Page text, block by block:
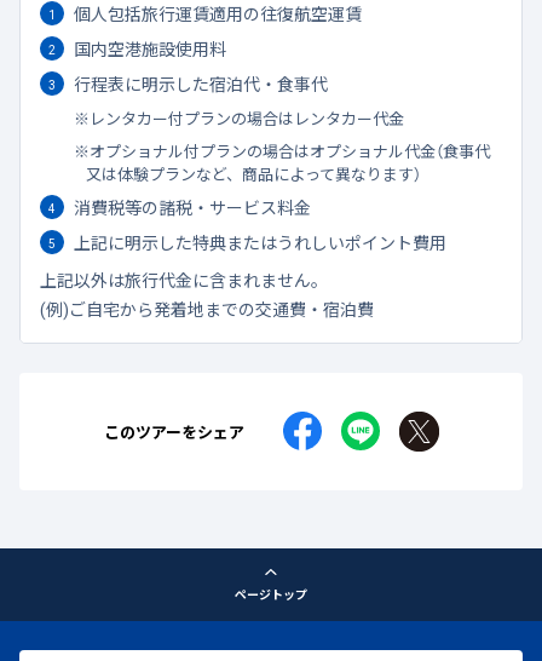
個人包括旅行運賃適用の往復航空運賃
国内空港施設使用料
行程表に明示した宿泊代・食事代
レンタカー付プランの場合はレンタカー代金
オプショナル付プランの場合はオプショナル代金（食事代
又は体験プランなど、商品によって異なります）
消費税等の諸税・サービス料金
上記に明示した特典またはうれしいポイント費用
上記以外は旅行代金に含まれません。
(例)ご自宅から発着地までの交通費・宿泊費
このツアーをシェア
ページトップ